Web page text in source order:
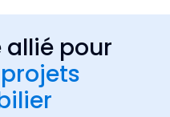
allié pour